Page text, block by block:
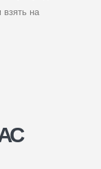
на